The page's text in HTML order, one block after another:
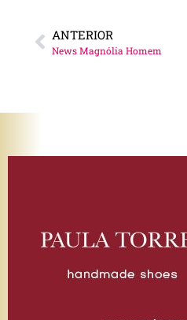
ANTERIOR
News Magnólia Homem